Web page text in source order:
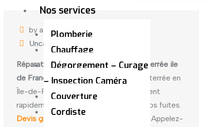
Nos services
Plomberie
Chauffage
Dégorgement – Curage
– Inspection Caméra
Couverture
Cordiste
by admin
juillet 12, 2024
Uncategorized
Réparation fuite d’eau canalisation enterrée ile
de France : Fuite d’eau canalisation enterrée en
Île-de-France ? Plomb’Confort intervient
rapidement pour détecter et réparer vos fuites.
Devis gratuit
et service professionnel. Appelez-